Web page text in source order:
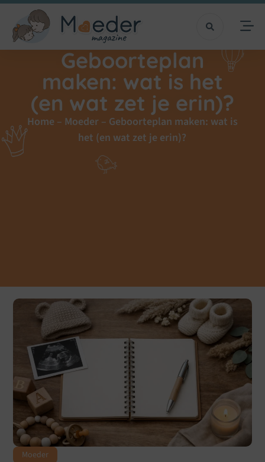
Geboorteplan
maken: wat is het
(en wat zet je erin)?
Home – Moeder– Geboorteplan maken: wat is
het (en wat zet je erin)?
Moeder